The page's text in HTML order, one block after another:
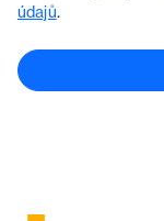
údajů.